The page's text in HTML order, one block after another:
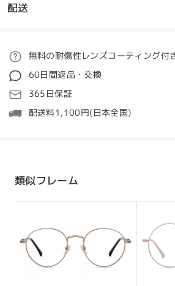
レビューを書
フレームについてご質問がある場合は、
質問する
配送
ご注文
処理時間
5-7営業日
詳細
配送時間
配送
無料の耐傷性レンズコーティング付
60日間返品・交換
365日保証
配送料1,100円(日本全国)
類似フレーム